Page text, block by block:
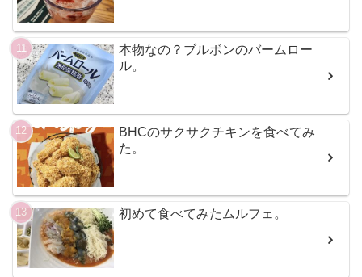
本物なの？ブルボンのバームロー
ル。
BHCのサクサクチキンを食べてみ
た。
初めて食べてみたムルフェ。